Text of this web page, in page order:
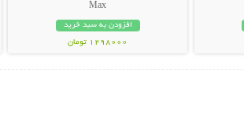
Max
افزودن به سبد خرید
1298000 تومان